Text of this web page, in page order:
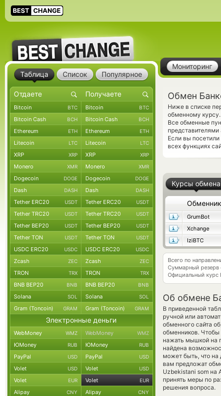
Мониторинг
Обмен
Ниже в списке
обменному
Все обменные
Если вы
всех функциях
Курсы обмена
Обменник
GrumBot
Xchange
IziBTC
Всего по
Суммарный резерв
Официальный курс
Об обмене
В приведенной
ручной или
обменного сайта
обменников. Чтобы
нажать мышкой на
найдена
может быть, что
вам предложат
Uzbekistani som на
принять меры по
решения вопроса.
Таблица Список Популярное
Bitcoin BTC Bitcoin BTC
Bitcoin Cash BCH Bitcoin Cash BCH
Ethereum ETH Ethereum ETH
Litecoin LTC Litecoin LTC
XRP XRP XRP XRP
Monero XMR Monero XMR
Dogecoin DOGE Dogecoin DOGE
Dash DASH Dash DASH
Tether ERC20 USDT Tether ERC20 USDT
Tether TRC20 USDT Tether TRC20 USDT
Tether BEP20 USDT Tether BEP20 USDT
Tether TON USDT Tether TON USDT
USDC ERC20 USDC USDC ERC20 USDC
Zcash ZEC Zcash ZEC
TRON TRX TRON TRX
BNB BEP20 BNB BNB BEP20 BNB
Solana SOL Solana SOL
Gram (Toncoin) GRAM Gram (Toncoin) GRAM
Электронные деньги
WebMoney WMZ WebMoney WMZ
ЮMoney RUB ЮMoney RUB
PayPal USD PayPal USD
Volet USD Volet USD
Volet EUR Volet EUR
Alipay CNY Alipay CNY